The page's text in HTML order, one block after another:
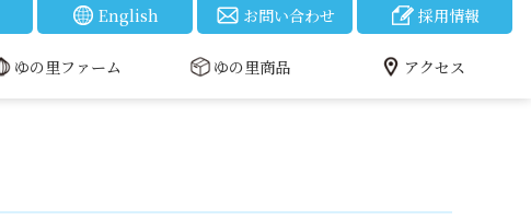
English お問い合わせ 採用情報
ゆの里ファーム ゆの里商品 アクセス